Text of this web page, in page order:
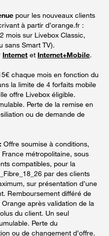
pour les nouveaux clients
à partir d’orange.fr :
mois sur Livebox Classic,
sans Smart TV).
Internet et Internet+Mobile.
chaque mois en fonction du
la limite de 4 forfaits mobile
offre Livebox éligible.
Perte de la remise en
ou de demande de
Offre soumise à conditions,
métropolitaine, sous
compatibles, pour la
par des clients
sur présentation d’une
Remboursement différé de
après validation de la
du client. Un seul
Perte du
ou de changement d’offre.